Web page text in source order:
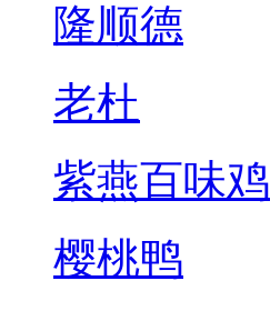
隆顺德
老杜
紫燕百味鸡
樱桃鸭